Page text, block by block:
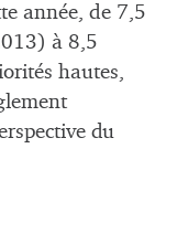
année, de 7,5
à 8,5
hautes,
du